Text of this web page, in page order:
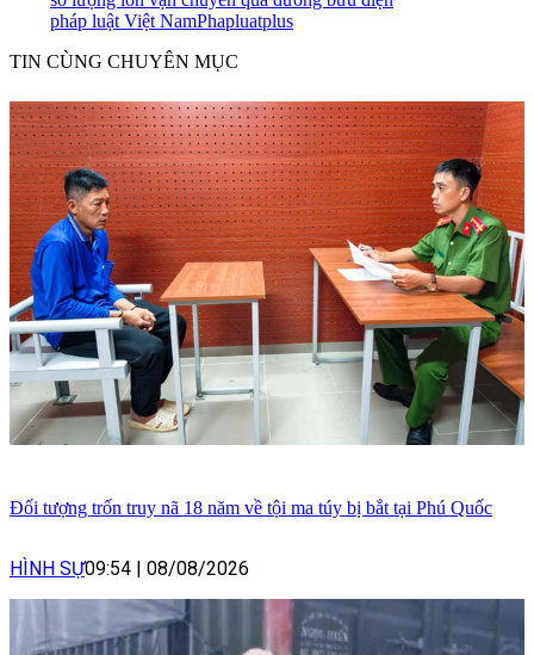
pháp luật Việt NamPhapluatplus
TIN CÙNG CHUYÊN MỤC
Đối tượng trốn truy nã 18 năm về tội ma túy bị bắt tại Phú Quốc
HÌNH SỰ09:54 08/08/2026